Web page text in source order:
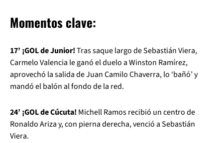
Momentos clave:
17’ ¡GOL de Junior!Tras saque largo de Sebastián Viera,
Carmelo Valencia le ganó el duelo a Winston Ramírez,
aprovechó la salida de Juan Camilo Chaverra, lo ‘bañó’ y
mandó el balón al fondo de la red.
24’ ¡GOL de Cúcuta! Michell Ramos recibió un centro de
Ronaldo Ariza y, con pierna derecha, venció a Sebastián
Viera.